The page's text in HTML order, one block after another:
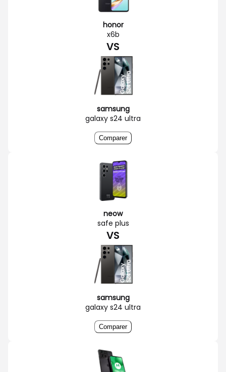
honor
x6b
VS
samsung
galaxy s24 ultra
Comparer
neow
safe plus
VS
samsung
galaxy s24 ultra
Comparer